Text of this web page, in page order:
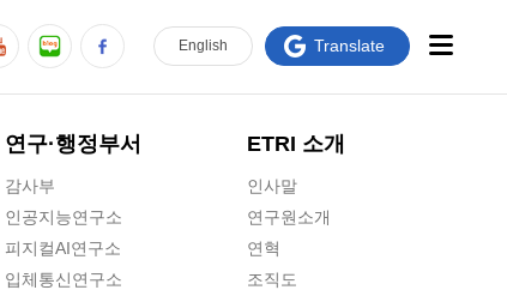
연구·행정부서
감사부
인공지능연구소
피지컬AI연구소
입체통신연구소
ETRI 소개
인사말
연구원소개
연혁
조직도
English Translate